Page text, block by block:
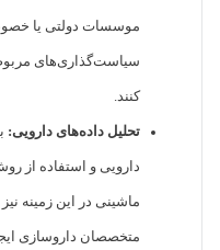
موسسات دولتی یا
سیاست‌گذاری‌های
کنند.
تحلیل داده‌های دارویی:
دارویی و استفاده از
ماشینی در این زمینه
متخصصان داروسازی